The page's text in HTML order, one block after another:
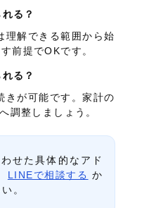
る？
理解できる範囲から始
前提でOKです。
る？
きが可能です。家計の
調整しましょう。
せた具体的なアド
LINEで相談する か
。